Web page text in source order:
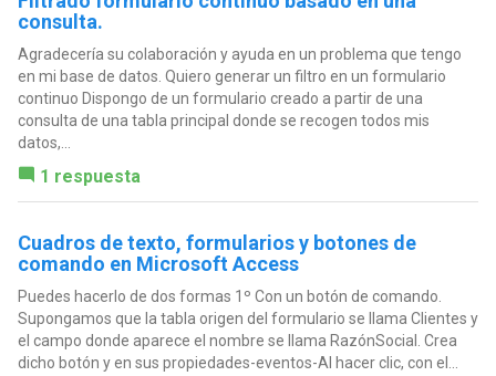
consulta.
Agradecería su colaboración y ayuda en un problema que tengo
en mi base de datos. Quiero generar un filtro en un formulario
continuo Dispongo de un formulario creado a partir de una
consulta de una tabla principal donde se recogen todos mis
datos,...
1 respuesta
Cuadros de texto, formularios y botones de
comando en Microsoft Access
Puedes hacerlo de dos formas 1º Con un botón de comando.
Supongamos que la tabla origen del formulario se llama Clientes y
el campo donde aparece el nombre se llama RazónSocial. Crea
dicho botón y en sus propiedades-eventos-Al hacer clic, con el...